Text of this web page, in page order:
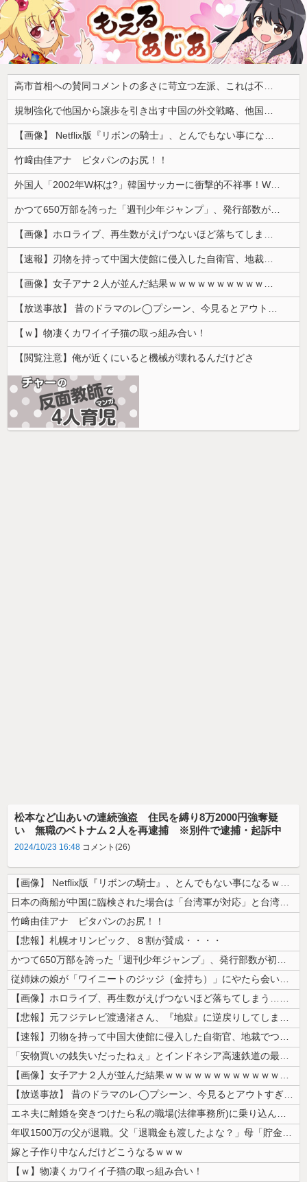
高市首相への賛同コメントの多さに苛立つ左派、これは不正工作に違いない！と確信してしまった結果……
規制強化で他国から譲歩を引き出す中国の外交戦略、他国がサプライチェーン変更で対抗した結果……
【画像】 Netflix版『リボンの騎士』、とんでもない事になるｗｗｗｗｗ
竹﨑由佳アナ ピタパンのお尻！！
外国人「2002年W杯は?」韓国サッカーに衝撃的不祥事！W杯予選でレフリーへの性的接待発覚！海外騒然！【海外の反応】
かつて650万部を誇った「週刊少年ジャンプ」、発行部数が初の100万部割れ
【画像】ホロライブ、再生数がえげつないほど落ちてしまう……にじさんじは上がってるのに何故？
【速報】刃物を持って中国大使館に侵入した自衛官、地裁でついに動機明かす
【画像】女子アナ２人が並んだ結果ｗｗｗｗｗｗｗｗｗｗｗｗｗｗｗｗｗｗｗｗｗｗｗｗｗｗｗｗｗｗ 【Pickup06072014】
【放送事故】 昔のドラマのレ◯プシーン、今見るとアウトすぎる・・・
【ｗ】物凄くカワイイ子猫の取っ組み合い！
【閲覧注意】俺が近くにいると機械が壊れるんだけどさ
松本など山あいの連続強盗 住民を縛り8万2000円強奪疑
い 無職のベトナム２人を再逮捕 ※別件で逮捕・起訴中
2024/10/23 16:48 コメント(26)
【画像】 Netflix版『リボンの騎士』、とんでもない事になるｗｗｗ...
日本の商船が中国に臨検された場合は「台湾軍が対応」と台湾軍トップ！
竹﨑由佳アナ ピタパンのお尻！！
【悲報】札幌オリンピック、８割が賛成・・・・
かつて650万部を誇った「週刊少年ジャンプ」、発行部数が初の100万部...
従姉妹の娘が「ワイニートのジッジ（金持ち）」にやたら会いに来る理由ｗｗ...
【画像】ホロライブ、再生数がえげつないほど落ちてしまう……にじさんじは...
【悲報】元フジテレビ渡邊渚さん、『地獄』に逆戻りしてしまう・・・・・
【速報】刃物を持って中国大使館に侵入した自衛官、地裁でついに動機明かす
「安物買いの銭失いだったねぇ」とインドネシア高速鉄道の最終処分に日本側...
【画像】女子アナ２人が並んだ結果ｗｗｗｗｗｗｗｗｗｗｗｗｗｗｗｗｗｗｗ...
【放送事故】 昔のドラマのレ◯プシーン、今見るとアウトすぎる・・・
エネ夫に離婚を突きつけたら私の職場(法律事務所)に乗り込んできた 堂々...
年収1500万の父が退職。父「退職金も渡したよな？」母「貯金なんてない...
嫁と子作り中なんだけどこうなるｗｗｗ
【ｗ】物凄くカワイイ子猫の取っ組み合い！